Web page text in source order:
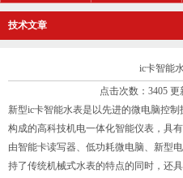
技术文章
ic卡智能
点击次数：3405 更
新型ic卡智能水表是以先进的微电脑控
构成的高科技机电一体化智能仪表，具
由智能卡读写器、低功耗微电脑、新型
持了传统机械式水表的特点的同时，还